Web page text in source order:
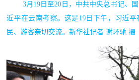
3月19日至20日，中共中央总书记、
近平在云南考察。这是19日下午，习近
民、游客亲切交流。新华社记者 谢环驰 摄